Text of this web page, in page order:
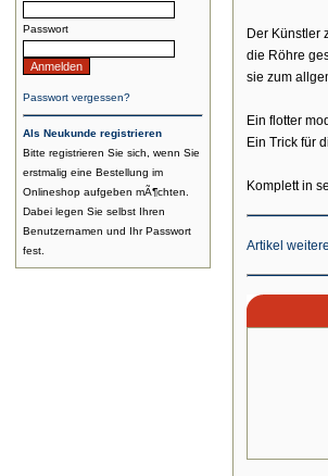
Passwort
Passwort vergessen?
Als Neukunde registrieren
Bitte registrieren Sie sich, wenn Sie
erstmalig eine Bestellung im
Onlineshop aufgeben mÃ¶chten.
Dabei legen Sie selbst Ihren
Benutzernamen und Ihr Passwort
fest.
Der Künstler
die Röhre
sie zum
Ein flotter
Ein Trick für
Komplett in
Artikel